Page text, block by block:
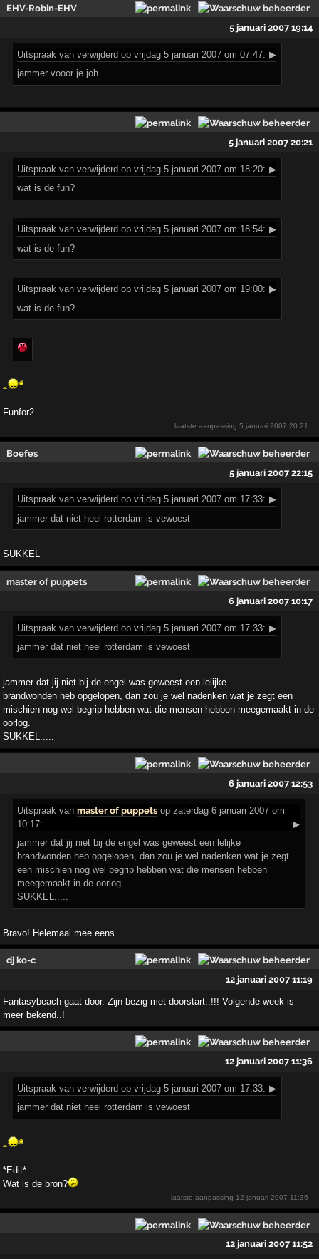
EHV-Robin-EHV
5 januari 2007 19:14
Uitspraak van verwijderd op vrijdag 5 januari 2007 om 07:47: ▶
jammer vooor je joh
5 januari 2007 20:21
Uitspraak van verwijderd op vrijdag 5 januari 2007 om 18:20: ▶
wat is de fun?
Uitspraak van verwijderd op vrijdag 5 januari 2007 om 18:54: ▶
wat is de fun?
Uitspraak van verwijderd op vrijdag 5 januari 2007 om 19:00: ▶
wat is de fun?
Funfor2
laatste aanpassing5 januari 2007 20:21
Boefes
5 januari 2007 22:15
Uitspraak van verwijderd op vrijdag 5 januari 2007 om 17:33: ▶
jammer dat niet heel rotterdam is vewoest
SUKKEL
master of puppets
6 januari 2007 10:17
Uitspraak van verwijderd op vrijdag 5 januari 2007 om 17:33: ▶
jammer dat niet heel rotterdam is vewoest
jammer dat jij niet bij de engel was geweest een lelijke
brandwonden heb opgelopen, dan zou je wel nadenken wat je zegt een
mischien nog wel begrip hebben wat die mensen hebben meegemaakt in de
oorlog.
SUKKEL.....
6 januari 2007 12:53
Uitspraak vanmaster of puppets op zaterdag 6 januari 2007 om
10:17:
▶
jammer dat jij niet bij de engel was geweest een lelijke
brandwonden heb opgelopen, dan zou je wel nadenken wat je zegt
een mischien nog wel begrip hebben wat die mensen hebben
meegemaakt in de oorlog.
SUKKEL.....
Bravo! Helemaal mee eens.
dj ko-c
12 januari 2007 11:19
Fantasybeach gaat door. Zijn bezig met doorstart..!!! Volgende week is
meer bekend..!
12 januari 2007 11:36
Uitspraak van verwijderd op vrijdag 5 januari 2007 om 17:33: ▶
jammer dat niet heel rotterdam is vewoest
*Edit*
Wat is de bron?
laatste aanpassing 12 januari 2007 11:36
12 januari 2007 11:52